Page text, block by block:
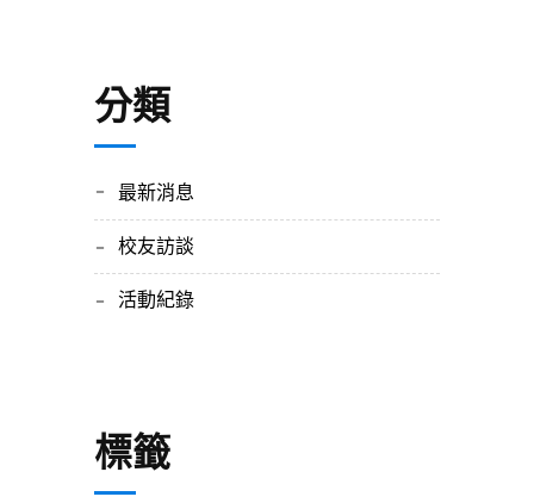
分類
最新消息
校友訪談
活動紀錄
標籤